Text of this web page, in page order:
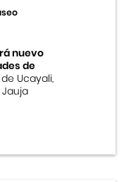
nuevo
de
Ucayali,